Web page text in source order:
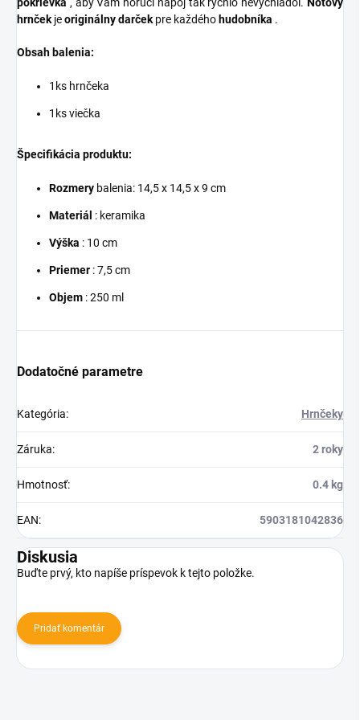
pokrievka , aby Vám horúci nápoj tak rýchlo nevychladol. Notový
hrnčekjeoriginálny darčekpre každého hudobníka .
Obsah balenia:
1ks hrnčeka
1ks viečka
Špecifikácia produktu:
Rozmery balenia: 14,5 x 14,5 x 9 cm
Materiál : keramika
Výška : 10 cm
Priemer : 7,5 cm
Objem : 250 ml
Dodatočné parametre
Kategória: Hrnčeky
Záruka: 2 roky
Hmotnosť: 0.4 kg
EAN: 5903181042836
Diskusia
Buďte prvý, kto napíše príspevok k tejto položke.
Pridať komentár